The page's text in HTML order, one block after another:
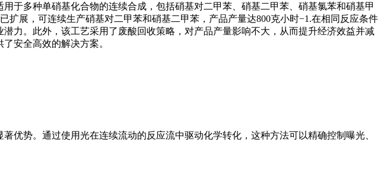
于多种单硝基化合物的连续合成，包括硝基对二甲苯、硝基二甲苯、硝基氯苯和硝基甲
展，可连续生产硝基对二甲苯和硝基二甲苯，产品产量达800克小时−1.在相同反应条件
力。此外，该工艺采用了废酸回收策略，对产品产量影响不大，从而提升经济效益并减
安全高效的解决方案。
优势。通过使用光在连续流动的反应流中驱动化学转化，这种方法可以精确控制曝光、